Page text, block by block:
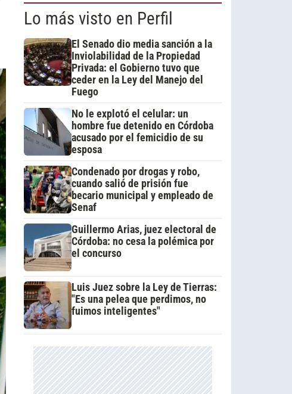
Lo más visto en Perfil
El Senado dio media sanción a la
Inviolabilidad de la Propiedad
Privada: el Gobierno tuvo que
ceder en la Ley del Manejo del
Fuego
No le explotó el celular: un
hombre fue detenido en Córdoba
acusado por el femicidio de su
esposa
Condenado por drogas y robo,
cuando salió de prisión fue
becario municipal y empleado de
Senaf
Guillermo Arias, juez electoral de
Córdoba: no cesa la polémica por
el concurso
Luis Juez sobre la Ley de Tierras:
"Es una pelea que perdimos, no
fuimos inteligentes"